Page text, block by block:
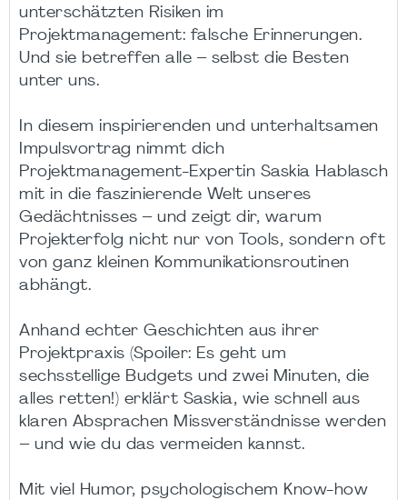
unterschätzten Risiken im
Projektmanagement: falsche Erinnerungen.
Und sie betreffen alle – selbst die Besten
unter uns.
In diesem inspirierenden und unterhaltsamen
Impulsvortrag nimmt dich
Projektmanagement-Expertin Saskia Hablasch
mit in die faszinierende Welt unseres
Gedächtnisses – und zeigt dir, warum
Projekterfolg nicht nur von Tools, sondern oft
von ganz kleinen Kommunikationsroutinen
abhängt.
Anhand echter Geschichten aus ihrer
Projektpraxis (Spoiler: Es geht um
sechsstellige Budgets und zwei Minuten, die
alles retten!) erklärt Saskia, wie schnell aus
klaren Absprachen Missverständnisse werden
– und wie du das vermeiden kannst.
Mit viel Humor, psychologischem Know-how